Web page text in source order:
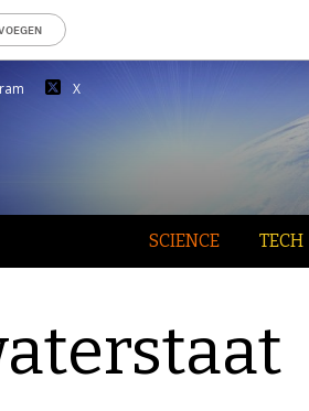
X
SCIENCE TECH